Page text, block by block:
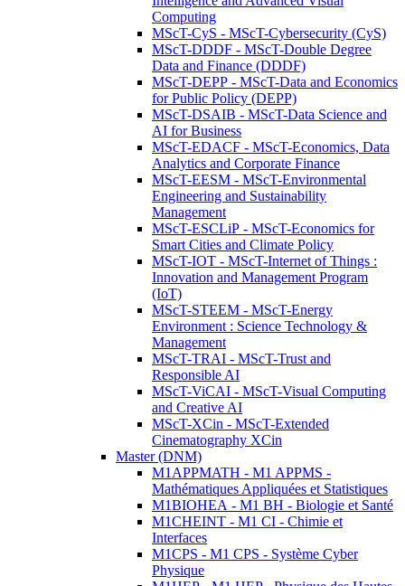
Computing
MScT-CyS - MScT-Cybersecurity (CyS)
MScT-DDDF - MScT-Double Degree
Data and Finance (DDDF)
MScT-DEPP - MScT-Data and Economics
for Public Policy (DEPP)
MScT-DSAIB - MScT-Data Science and
AI for Business
MScT-EDACF - MScT-Economics, Data
Analytics and Corporate Finance
MScT-EESM - MScT-Environmental
Engineering and Sustainability
Management
MScT-ESCLiP - MScT-Economics for
Smart Cities and Climate Policy
MScT-IOT - MScT-Internet of Things :
Innovation and Management Program
(IoT)
MScT-STEEM - MScT-Energy
Environment : Science Technology &
Management
MScT-TRAI - MScT-Trust and
Responsible AI
MScT-ViCAI - MScT-Visual Computing
and Creative AI
MScT-XCin - MScT-Extended
Cinematography XCin
Master (DNM)
M1APPMATH - M1 APPMS -
Mathématiques Appliquées et Statistiques
M1BIOHEA - M1 BH - Biologie et Santé
M1CHEINT - M1 CI - Chimie et
Interfaces
M1CPS - M1 CPS - Système Cyber
Physique